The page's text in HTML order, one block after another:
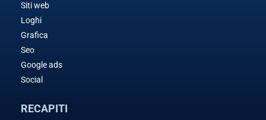
Siti web
Loghi
Grafica
Seo
Google ads
Social
RECAPITI